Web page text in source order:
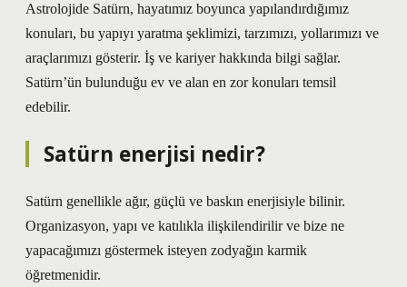
Astrolojide Satürn, hayatımız boyunca yapılandırdığımız
konuları, bu yapıyı yaratma şeklimizi, tarzımızı, yollarımızı ve
araçlarımızı gösterir. İş ve kariyer hakkında bilgi sağlar.
Satürn’ün bulunduğu ev ve alan en zor konuları temsil
edebilir.
Satürn enerjisi nedir?
Satürn genellikle ağır, güçlü ve baskın enerjisiyle bilinir.
Organizasyon, yapı ve katılıkla ilişkilendirilir ve bize ne
yapacağımızı göstermek isteyen zodyağın karmik
öğretmenidir.